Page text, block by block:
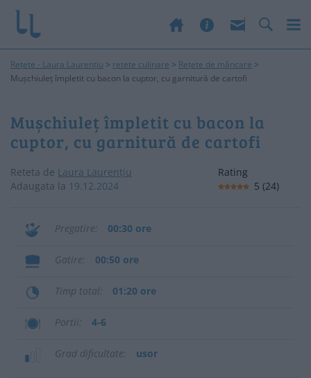
Rețete - Laura Laurențiu > retete culinare > Rețete de mâncare >
Mușchiuleț împletit cu bacon la cuptor, cu garnitură de cartofi
Mușchiuleț împletit cu bacon la
cuptor, cu garnitură de cartofi
Reteta de Laura Laurențiu
Adaugata la 19.12.2024
Rating
5 (24)
Pregatire 00:30 ore
Gatire 00:50 ore
Timp total 01:20 ore
Portii 4-6
Grad dificultate usor